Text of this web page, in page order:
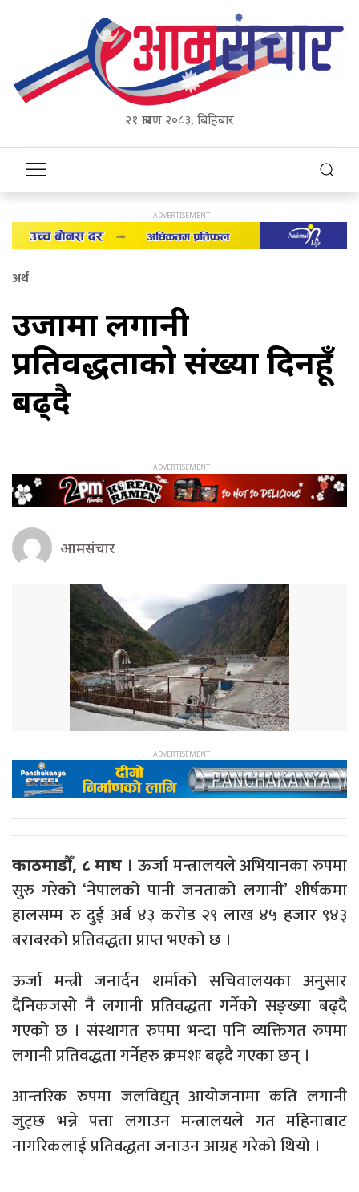
२१ श्रावण २०८३, बिहिबार
अर्थ
उर्जामा लगानी
प्रतिवद्धताको संख्या दिनहूँ
बढ्दै
आमसंचार
काठमाडौँ, ८ माघ । ऊर्जा मन्त्रालयले अभियानका रुपमा
सुरु गरेको ‘नेपालको पानी जनताको लगानी’ शीर्षकमा
हालसम्म रु दुई अर्ब ४३ करोड २९ लाख ४५ हजार ९४३
बराबरको प्रतिवद्धता प्राप्त भएको छ ।
ऊर्जा मन्त्री जनार्दन शर्माको सचिवालयका अनुसार
दैनिकजसो नै लगानी प्रतिवद्धता गर्नेको सङ्ख्या बढ्दै
गएको छ । संस्थागत रुपमा भन्दा पनि व्यक्तिगत रुपमा
लगानी प्रतिवद्धता गर्नेहरु क्रमशः बढ्दै गएका छन् ।
आन्तरिक रुपमा जलविद्युत् आयोजनामा कति लगानी
जुट्छ भन्ने पत्ता लगाउन मन्त्रालयले गत महिनाबाट
नागरिकलाई प्रतिवद्धता जनाउन आग्रह गरेको थियो ।